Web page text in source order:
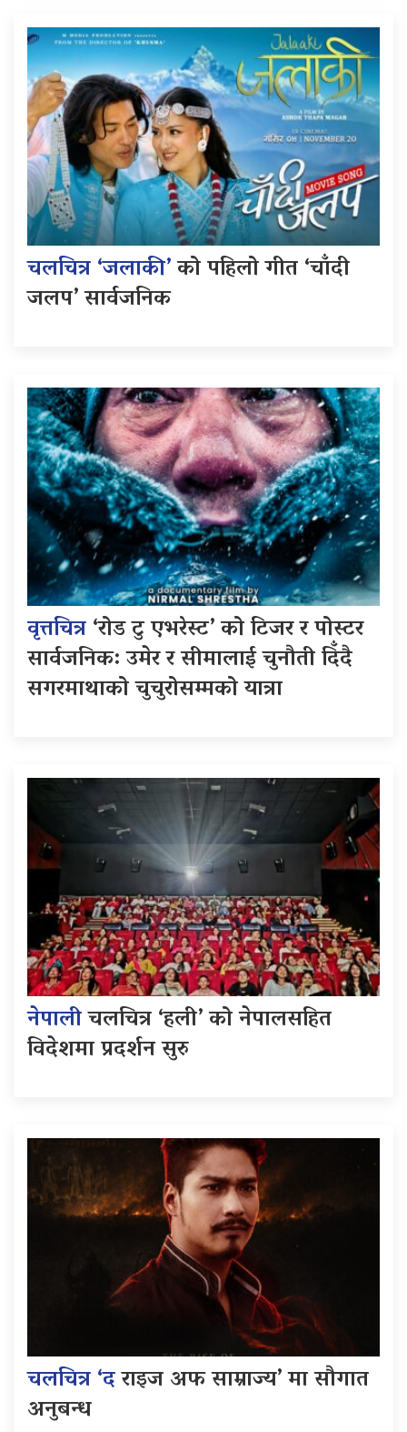
चलचित्र ‘जलाकी’को पहिलो गीत ‘चाँदी
जलप’ सार्वजनिक
वृत्तचित्र‘रोड टु एभरेस्ट’ को टिजर र पोस्टर
सार्वजनिक: उमेर र सीमालाई चुनौती दिँदै
सगरमाथाको चुचुरोसम्मको यात्रा
नेपालीचलचित्र ‘हली’ को नेपालसहित
विदेशमा प्रदर्शन सुरु
चलचित्र ‘दराइज अफ साम्राज्य’ मा सौगात
अनुबन्ध